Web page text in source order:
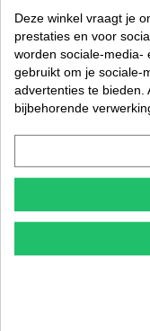

€ 24,50
Deze winkel vraagt je
prestaties en voor
worden sociale-media-
gebruikt om je sociale-
advertenties te bieden.
bijbehorende